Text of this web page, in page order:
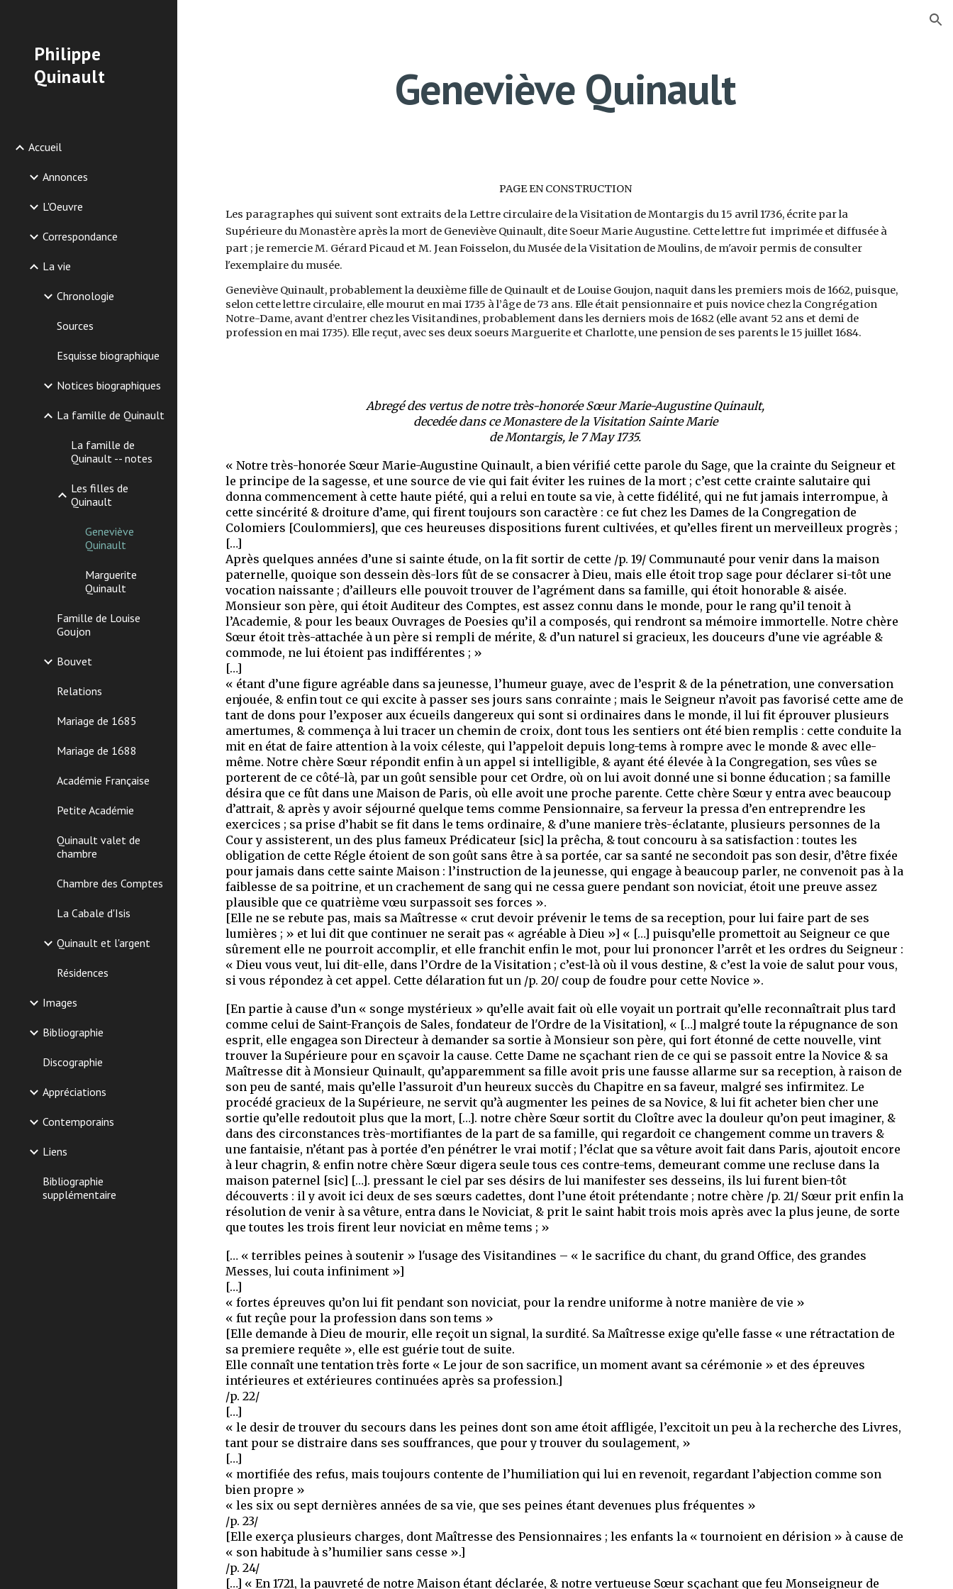
Philippe
Quinault
Accueil
Annonces
L'Oeuvre
Correspondance
La vie
Chronologie
Sources
Esquisse biographique
Notices biographiques
La famille de Quinault
La famille de
Quinault -- notes
Les filles de
Quinault
Geneviève
Quinault
Marguerite
Quinault
Famille de Louise
Goujon
Bouvet
Relations
Mariage de 1685
Mariage de 1688
Académie Française
Petite Académie
Quinault valet de
chambre
Chambre des Comptes
La Cabale d'Isis
Quinault et l'argent
Résidences
Images
Bibliographie
Discographie
Appréciations
Contemporains
Liens
Bibliographie
supplémentaire
Geneviève Quinault
PAGE EN CONSTRUCTION
Les paragraphes qui suivent sont extraits de la Lettre circulaire de la Visitation de Montargis du 15 avril 1736, écrite par la
Supérieure du Monastère après la mort de Geneviève Quinault, dite Soeur Marie Augustine. Cette lettre fut imprimée et diffusée à
part ; je remercie M. Gérard Picaud et M. Jean Foisselon, du Musée de la Visitation de Moulins, de m'avoir permis de consulter
l'exemplaire du musée.
Geneviève Quinault, probablement la deuxième fille de Quinault et de Louise Goujon, naquit dans les premiers mois de 1662, puisque,
selon cette lettre circulaire, elle mourut en mai 1735 à l’âge de 73 ans. Elle était pensionnaire et puis novice chez la Congrégation
Notre-Dame, avant d’entrer chez les Visitandines, probablement dans les derniers mois de 1682 (elle avant 52 ans et demi de
profession en mai 1735). Elle reçut, avec ses deux soeurs Marguerite et Charlotte, une pension de ses parents le 15 juillet 1684.
Abregé des vertus de notre très-honorée Sœur Marie-Augustine Quinault,
decedée dans ce Monastere de la Visitation Sainte Marie
de Montargis, le 7 May 1735.
« Notre très-honorée Sœur Marie-Augustine Quinault, a bien vérifié cette parole du Sage, que la crainte du Seigneur et
le principe de la sagesse, et une source de vie qui fait éviter les ruines de la mort ; c’est cette crainte salutaire qui
donna commencement à cette haute piété, qui a relui en toute sa vie, à cette fidélité, qui ne fut jamais interrompue, à
cette sincérité & droiture d’ame, qui firent toujours son caractère : ce fut chez les Dames de la Congregation de
Colomiers [Coulommiers], que ces heureuses dispositions furent cultivées, et qu’elles firent un merveilleux progrès ;
[…]
Après quelques années d’une si sainte étude, on la fit sortir de cette /p. 19/ Communauté pour venir dans la maison
paternelle, quoique son dessein dès-lors fût de se consacrer à Dieu, mais elle étoit trop sage pour déclarer si-tôt une
vocation naissante ; d’ailleurs elle pouvoit trouver de l’agrément dans sa famille, qui étoit honorable & aisée.
Monsieur son père, qui étoit Auditeur des Comptes, est assez connu dans le monde, pour le rang qu’il tenoit à
l’Academie, & pour les beaux Ouvrages de Poesies qu’il a composés, qui rendront sa mémoire immortelle. Notre chère
Sœur étoit très-attachée à un père si rempli de mérite, & d’un naturel si gracieux, les douceurs d’une vie agréable &
commode, ne lui étoient pas indifférentes ; »
[…]
« étant d’une figure agréable dans sa jeunesse, l’humeur guaye, avec de l’esprit & de la pénetration, une conversation
enjouée, & enfin tout ce qui excite à passer ses jours sans conrainte ; mais le Seigneur n’avoit pas favorisé cette ame de
tant de dons pour l’exposer aux écueils dangereux qui sont si ordinaires dans le monde, il lui fit éprouver plusieurs
amertumes, & commença à lui tracer un chemin de croix, dont tous les sentiers ont été bien remplis : cette conduite la
mit en état de faire attention à la voix céleste, qui l’appeloit depuis long-tems à rompre avec le monde & avec elle-
même. Notre chère Sœur répondit enfin à un appel si intelligible, & ayant été élevée à la Congregation, ses vûes se
porterent de ce côté-là, par un goût sensible pour cet Ordre, où on lui avoit donné une si bonne éducation ; sa famille
désira que ce fût dans une Maison de Paris, où elle avoit une proche parente. Cette chère Sœur y entra avec beaucoup
d’attrait, & après y avoir séjourné quelque tems comme Pensionnaire, sa ferveur la pressa d’en entreprendre les
exercices ; sa prise d’habit se fit dans le tems ordinaire, & d’une maniere très-éclatante, plusieurs personnes de la
Cour y assisterent, un des plus fameux Prédicateur [sic] la prêcha, & tout concouru à sa satisfaction : toutes les
obligation de cette Régle étoient de son goût sans être à sa portée, car sa santé ne secondoit pas son desir, d’être fixée
pour jamais dans cette sainte Maison : l’instruction de la jeunesse, qui engage à beaucoup parler, ne convenoit pas à la
faiblesse de sa poitrine, et un crachement de sang qui ne cessa guere pendant son noviciat, étoit une preuve assez
plausible que ce quatrième vœu surpassoit ses forces ».
[Elle ne se rebute pas, mais sa Maîtresse « crut devoir prévenir le tems de sa reception, pour lui faire part de ses
lumières ; » et lui dit que continuer ne serait pas « agréable à Dieu »] « […] puisqu’elle promettoit au Seigneur ce que
sûrement elle ne pourroit accomplir, et elle franchit enfin le mot, pour lui prononcer l’arrêt et les ordres du Seigneur :
« Dieu vous veut, lui dit-elle, dans l’Ordre de la Visitation ; c’est-là où il vous destine, & c’est la voie de salut pour vous,
si vous répondez à cet appel. Cette délaration fut un /p. 20/ coup de foudre pour cette Novice ».
[En partie à cause d’un « songe mystérieux » qu’elle avait fait où elle voyait un portrait qu’elle reconnaîtrait plus tard
comme celui de Saint-François de Sales, fondateur de l'Ordre de la Visitation], « […] malgré toute la répugnance de son
esprit, elle engagea son Directeur à demander sa sortie à Monsieur son père, qui fort étonné de cette nouvelle, vint
trouver la Supérieure pour en sçavoir la cause. Cette Dame ne sçachant rien de ce qui se passoit entre la Novice & sa
Maîtresse dit à Monsieur Quinault, qu’apparemment sa fille avoit pris une fausse allarme sur sa reception, à raison de
son peu de santé, mais qu’elle l’assuroit d’un heureux succès du Chapitre en sa faveur, malgré ses infirmitez. Le
procédé gracieux de la Supérieure, ne servit qu’à augmenter les peines de sa Novice, & lui fit acheter bien cher une
sortie qu’elle redoutoit plus que la mort, […]. notre chère Sœur sortit du Cloître avec la douleur qu’on peut imaginer, &
dans des circonstances très-mortifiantes de la part de sa famille, qui regardoit ce changement comme un travers &
une fantaisie, n’étant pas à portée d’en pénétrer le vrai motif ; l’éclat que sa vêture avoit fait dans Paris, ajoutoit encore
à leur chagrin, & enfin notre chère Sœur digera seule tous ces contre-tems, demeurant comme une recluse dans la
maison paternel [sic] […]. pressant le ciel par ses désirs de lui manifester ses desseins, ils lui furent bien-tôt
découverts : il y avoit ici deux de ses sœurs cadettes, dont l’une étoit prétendante ; notre chère /p. 21/ Sœur prit enfin la
résolution de venir à sa vêture, entra dans le Noviciat, & prit le saint habit trois mois après avec la plus jeune, de sorte
que toutes les trois firent leur noviciat en même tems ; »
[… « terribles peines à soutenir » l'usage des Visitandines – « le sacrifice du chant, du grand Office, des grandes
Messes, lui couta infiniment »]
[…]
« fortes épreuves qu’on lui fit pendant son noviciat, pour la rendre uniforme à notre manière de vie »
« fut reçûe pour la profession dans son tems »
[Elle demande à Dieu de mourir, elle reçoit un signal, la surdité. Sa Maîtresse exige qu’elle fasse « une rétractation de
sa premiere requête », elle est guérie tout de suite.
Elle connaît une tentation très forte « Le jour de son sacrifice, un moment avant sa cérémonie » et des épreuves
intérieures et extérieures continuées après sa profession.]
/p. 22/
[…]
« le desir de trouver du secours dans les peines dont son ame étoit affligée, l’excitoit un peu à la recherche des Livres,
tant pour se distraire dans ses souffrances, que pour y trouver du soulagement, »
[…]
« mortifiée des refus, mais toujours contente de l’humiliation qui lui en revenoit, regardant l’abjection comme son
bien propre »
« les six ou sept dernières années de sa vie, que ses peines étant devenues plus fréquentes »
/p. 23/
[Elle exerça plusieurs charges, dont Maîtresse des Pensionnaires ; les enfants la « tournoient en dérision » à cause de
« son habitude à s’humilier sans cesse ».]
/p. 24/
[…] « En 1721, la pauvreté de notre Maison étant déclarée, & notre vertueuse Sœur sçachant que feu Monseigneur de